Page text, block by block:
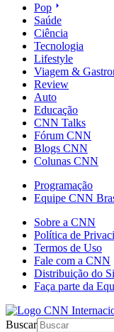
Pop
Saúde
Ciência
Tecnologia
Lifestyle
Viagem &
Review
Auto
Educação
CNN Talks
Fórum CNN
Blogs CNN
Colunas CNN
Programação
Equipe CNN
Sobre a CNN
Política de
Termos de Uso
Fale com a CNN
Distribuição do
Faça parte da
Buscar